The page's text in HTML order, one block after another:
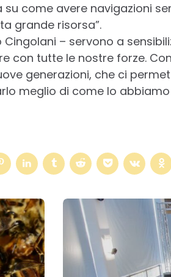
come avere navigazioni
grande risorsa”.
– servono a
con tutte le nostre forze.
generazioni, che ci
meglio di come lo